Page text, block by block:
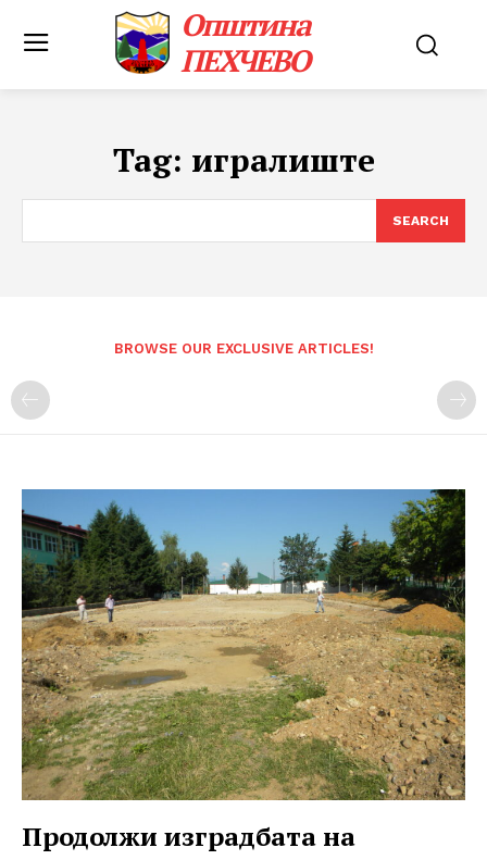
Општина
ПЕХЧЕВО
Tag: игралиште
SEARCH
BROWSE OUR EXCLUSIVE ARTICLES!
Продолжи изградбата на